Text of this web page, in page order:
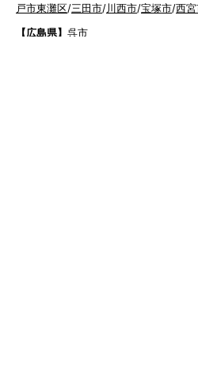
戸市東灘区/三田市/川西市/宝塚市/西
【広島県】 呉市